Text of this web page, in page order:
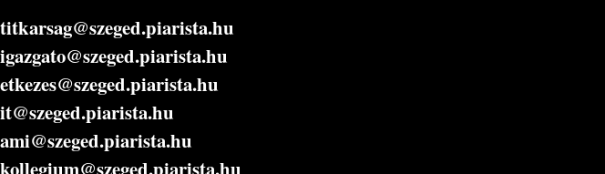
titkarsag@szeged.piarista.hu
igazgato@szeged.piarista.hu
etkezes@szeged.piarista.hu
it@szeged.piarista.hu
ami@szeged.piarista.hu
kollegium@szeged.piarista.hu